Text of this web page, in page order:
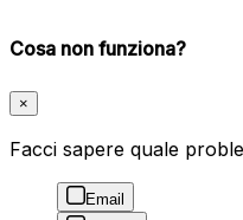
Cosa non funziona?
×
Facci sapere quale
Email